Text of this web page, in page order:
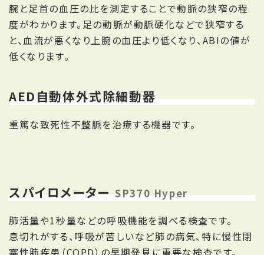
腕と足首の血圧の比を測定することで動脈の狭窄の程
度がわかります。足の動脈が動脈硬化などで狭窄する
と、血流が悪くなり上腕の血圧より低くなり、ABIの値が
低くなります。
AED自動体外式除細動器
重篤な致死性不整脈を治療する機器です。
スパイロメーター SP370 Hyper
肺活量や1秒量などの呼吸機能を調べる検査です。
息切れがする、呼吸が苦しいなど肺の病気、特に慢性閉
塞性肺疾患（COPD）の早期発見に重要な検査です。